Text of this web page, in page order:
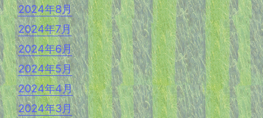
2024年8月
2024年7月
2024年6月
2024年5月
2024年4月
2024年3月